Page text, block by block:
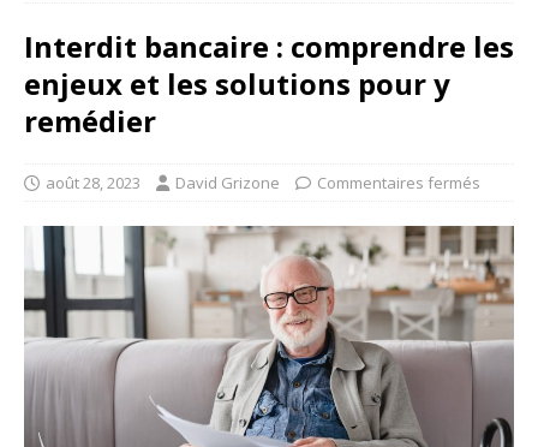
Interdit bancaire : comprendre les
enjeux et les solutions pour y
remédier
août 28, 2023 David Grizone Commentaires fermés